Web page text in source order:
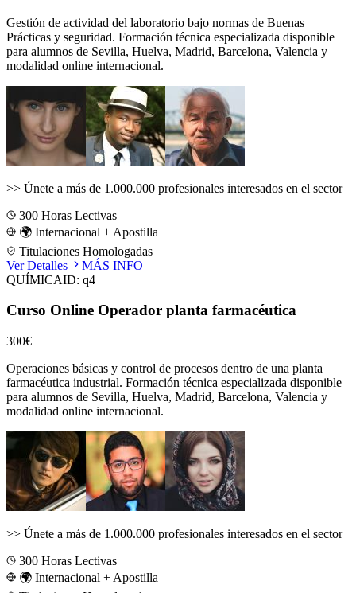
Gestión de actividad del laboratorio bajo normas de Buenas
Prácticas y seguridad. Formación técnica especializada disponible
para alumnos de Sevilla, Huelva, Madrid, Barcelona, Valencia y
modalidad online internacional.
>> Únete a más de 1.000.000 profesionales interesados en el sector
300 Horas Lectivas
🌍 Internacional + Apostilla
Titulaciones Homologadas
Ver Detalles
MÁS INFO
QUÍMICAID: q4
Curso Online Operador planta farmacéutica
300€
Operaciones básicas y control de procesos dentro de una planta
farmacéutica industrial. Formación técnica especializada disponible
para alumnos de Sevilla, Huelva, Madrid, Barcelona, Valencia y
modalidad online internacional.
>> Únete a más de 1.000.000 profesionales interesados en el sector
300 Horas Lectivas
🌍 Internacional + Apostilla